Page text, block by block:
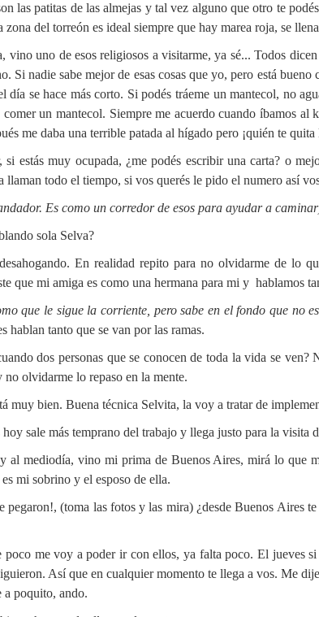
las patitas de las almejas y tal vez alguno que otro te
zona del torreón es ideal siempre que hay marea roja, se
vino uno de esos religiosos a visitarme, ya sé... Todos
Si nadie sabe mejor de esas cosas que yo, pero está bueno
día se hace más corto. Si podés tráeme un mantecol, no
un mantecol. Siempre me acuerdo cuando íbamos al
me daba una terrible patada al hígado pero ¡quién te
si estás muy ocupada, ¿me podés escribir una carta? o
llaman todo el tiempo, si vos querés le pido el numero así
Es como un corredor de esos para ayudar a
sola Selva?
En realidad repito para no olvidarme de lo
que mi amiga es como una hermana para mi y hablamos
que le sigue la corriente, pero sabe en el fondo que no
hablan tanto que se van por las ramas.
dos personas que se conocen de toda la vida se ven?
no olvidarme lo repaso en la mente.
muy bien. Buena técnica Selvita, la voy a tratar de
sale más temprano del trabajo y llega justo para la visita
mediodía, vino mi prima de Buenos Aires, mirá lo que
es mi sobrino y el esposo de ella.
(toma las fotos y las mira) ¿desde Buenos Aires
me voy a poder ir con ellos, ya falta poco. El jueves si
Así que en cualquier momento te llega a vos. Me
a poquito, ando.